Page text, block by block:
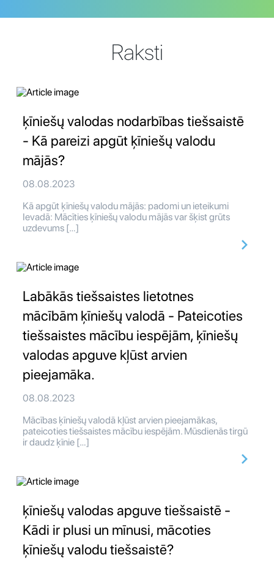
Raksti
ķīniešų valodas nodarbības tiešsaistē
- Kā pareizi apgūt ķīniešų valodu
mājās?
08.08.2023
Kā apgūt ķīniešų valodu mājās: padomi un ieteikumi
Ievadā: Mācīties ķīniešų valodu mājās var šķist grūts
uzdevums […]
Labākās tiešsaistes lietotnes
mācībām ķīniešų valodā - Pateicoties
tiešsaistes mācību iespējām, ķīniešų
valodas apguve kļūst arvien
pieejamāka.
08.08.2023
Mācības ķīniešų valodā kļūst arvien pieejamākas,
pateicoties tiešsaistes mācību iespējām. Mūsdienās tirgū
ir daudz ķīnie […]
ķīniešų valodas apguve tiešsaistē -
Kādi ir plusi un mīnusi, mācoties
ķīniešų valodu tiešsaistē?